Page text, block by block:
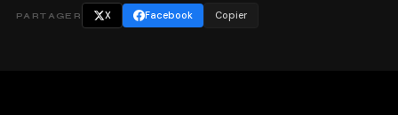
PARTAGER X Facebook Copier